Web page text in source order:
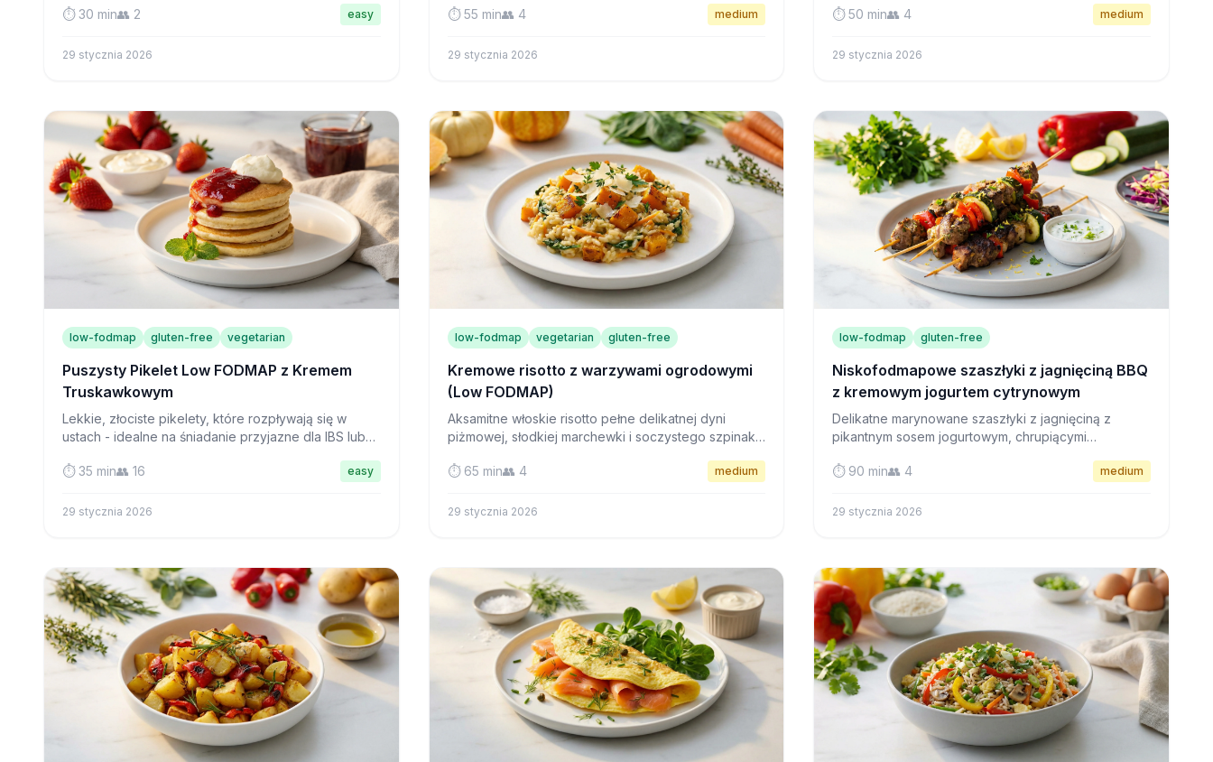
⏱️ 30 min👥 2 easy
29 stycznia 2026
kolacja na co dzień.
⏱️ 55 min👥 4 medium
29 stycznia 2026
trawiennych.
⏱️ 50 min👥 4 medium
29 stycznia 2026
low-fodmap gluten-free vegetarian
Puszysty Pikelet Low FODMAP z Kremem
Truskawkowym
Lekkie, złociste pikelety, które rozpływają się w
ustach - idealne na śniadanie przyjazne dla IBS lub
⏱️ 35 min👥 16 easy
29 stycznia 2026
low-fodmap vegetarian gluten-free
Kremowe risotto z warzywami ogrodowymi
(Low FODMAP)
Aksamitne włoskie risotto pełne delikatnej dyni
piżmowej, słodkiej marchewki i soczystego szpinaku.
zaskakująco łatwy do opanowania.
⏱️ 65 min👥 4 medium
29 stycznia 2026
low-fodmap gluten-free
Niskofodmapowe szaszłyki z jagnięciną BBQ
z kremowym jogurtem cytrynowym
Delikatne marynowane szaszłyki z jagnięciną z
pikantnym sosem jogurtowym, chrupiącymi
uczta przyjazna dla diety FODMAP, idealna na letnią
⏱️ 90 min👥 4 medium
29 stycznia 2026